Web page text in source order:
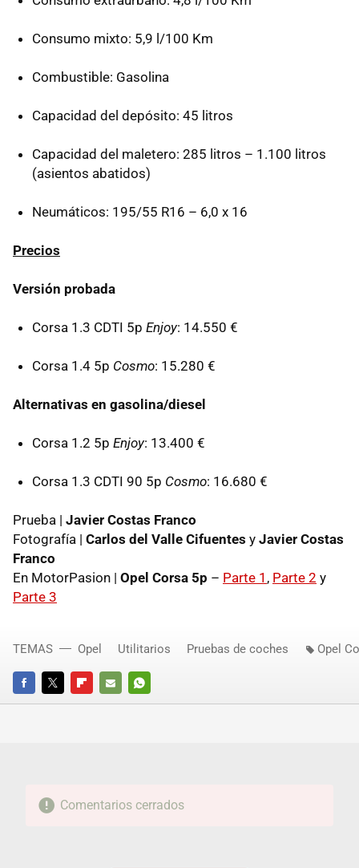
Consumo mixto: 5,9 l/100 Km
Combustible: Gasolina
Capacidad del depósito: 45 litros
Capacidad del maletero: 285 litros – 1.100 litros
(asientos abatidos)
Neumáticos: 195/55 R16 – 6,0 x 16
Precios
Versión probada
Corsa 1.3 CDTI 5p Enjoy: 14.550 €
Corsa 1.4 5p Cosmo: 15.280 €
Alternativas en gasolina/diesel
Corsa 1.2 5p Enjoy: 13.400 €
Corsa 1.3 CDTI 90 5p Cosmo: 16.680 €
Prueba | Javier Costas Franco
Fotografía | Carlos del Valle Cifuentes y Javier Costas
Franco
En MotorPasion | Opel Corsa 5p – Parte 1 , Parte 2 y
Parte 3
FACEBOOKTWITTERFLIPBOARD
E-
WHATSAPP
TEMAS Opel Utilitarios Pruebas de coches Opel
Comentarios cerrados